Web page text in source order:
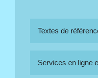
Textes de
Services en ligne